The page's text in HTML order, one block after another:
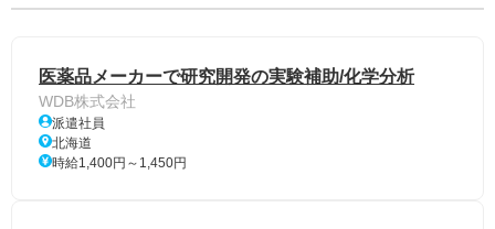
医薬品メーカーで研究開発の実験補助/化学分析
WDB株式会社
派遣社員
北海道
時給1,400円～1,450円